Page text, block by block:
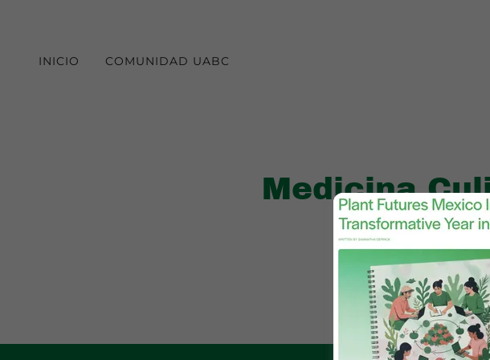
INICIO COMUNIDAD UABC
Medicina